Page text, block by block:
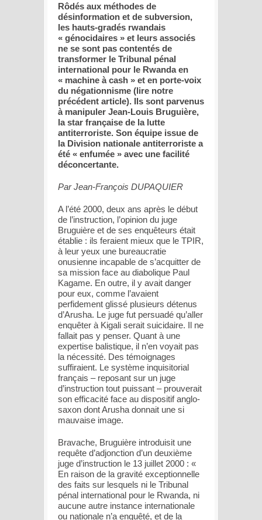
Rôdés aux méthodes de
désinformation et de subversion,
les hauts-gradés rwandais
« génocidaires » et leurs associés
ne se sont pas contentés de
transformer le Tribunal pénal
international pour le Rwanda en
« machine à cash » et en porte-voix
du négationnisme (lire notre
précédent article). Ils sont parvenus
à manipuler Jean-Louis Bruguière,
la star française de la lutte
antiterroriste. Son équipe issue de
la Division nationale antiterroriste a
été « enfumée » avec une facilité
déconcertante.
Par Jean-François DUPAQUIER
A l’été 2000, deux ans après le début
de l’instruction, l’opinion du juge
Bruguière et de ses enquêteurs était
établie : ils feraient mieux que le TPIR,
à leur yeux une bureaucratie
onusienne incapable de s’acquitter de
sa mission face au diabolique Paul
Kagame. En outre, il y avait danger
pour eux, comme l’avaient
perfidement glissé plusieurs détenus
d’Arusha. Le juge fut persuadé qu’aller
enquêter à Kigali serait suicidaire. Il ne
fallait pas y penser. Quant à une
expertise balistique, il n’en voyait pas
la nécessité. Des témoignages
suffiraient. Le système inquisitorial
français – reposant sur un juge
d’instruction tout puissant – prouverait
son efficacité face au dispositif anglo-
saxon dont Arusha donnait une si
mauvaise image.
Bravache, Bruguière introduisit une
requête d’adjonction d’un deuxième
juge d’instruction le 13 juillet 2000 : «
En raison de la gravité exceptionnelle
des faits sur lesquels ni le Tribunal
pénal international pour le Rwanda, ni
aucune autre instance internationale
ou nationale n’a enquêté, et de la